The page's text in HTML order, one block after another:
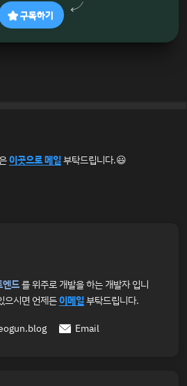
구독하기
이곳으로 메일부탁드립니다.😃
엔드를 위주로 개발을 하는 개발자 입니
으시면 언제든이메일부탁드립니다.
Email